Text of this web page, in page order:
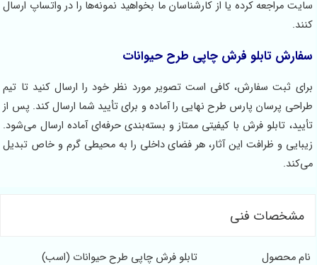
مراجعه کرده یا از کارشناسان ما بخواهید نمونه‌ها را در واتساپ ارسال
تابلو فرش چاپی طرح حیوانات
ثبت سفارش، کافی است تصویر مورد نظر خود را ارسال کنید تا تیم
پرسان پارس طرح نهایی را آماده و برای تأیید شما ارسال کند. پس از
تابلو فرش با کیفیتی ممتاز و بسته‌بندی حرفه‌ای آماده ارسال می‌شود.
و ظرافت این آثار، هر فضای داخلی را به محیطی گرم و خاص تبدیل
مشخصات فنی
محصول
تابلو فرش چاپی طرح حیوانات (اسب)